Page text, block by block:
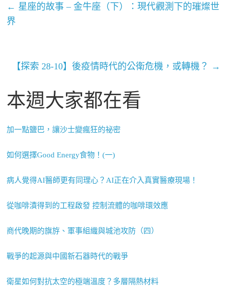
← 星座的故事 – 金牛座（下）：現代觀測下的璀燦世
界
【探索 28-10】後疫情時代的公衛危機，或轉機？ →
本週大家都在看
加一點鹽巴，讓沙士變瘋狂的祕密
如何選擇Good Energy食物！(一)
病人覺得AI醫師更有同理心？AI正在介入真實醫療現場！
從咖啡漬得到的工程啟發 控制流體的咖啡環效應
商代晚期的旗斿、軍事組織與城池攻防（四）
戰爭的起源與中國新石器時代的戰爭
衛星如何對抗太空的極端溫度？多層隔熱材料